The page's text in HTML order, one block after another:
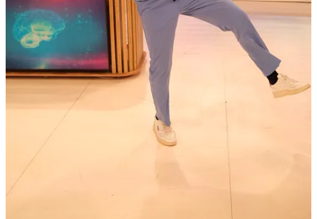
Regretul vine din despărțirea, fie și temporară, de echipă. Dar partea
bună e că urmează lucruri noi.
Avem deja programate pentru filmat mai multe podcasturi Boabe de
cunoaștere – desprefilosofie și sănătate artă și sănătate
obezitate,transplantși chiar unul despre
.
În paralel, pregătim și două noi ediții
: una despre
și alta despre mâncat echilibrat
Pe lângă toate acestea, încep / mă implic și în două proiecte
europene super șjjmechere:
– unul dezvoltat de noi, un